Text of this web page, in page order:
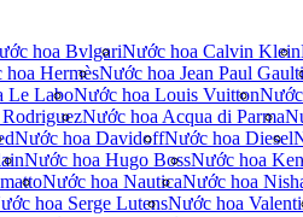
hoa BvlgariNước hoa Calvin Klein
hoa HermèsNước hoa Jean Paul
Le LaboNước hoa Louis Vuitton
Nước hoa Acqua di Parma
Nước hoa DavidoffNước hoa Diesel
Nước hoa Hugo BossNước hoa
Nước hoa NauticaNước hoa
hoa Serge LutensNước hoa